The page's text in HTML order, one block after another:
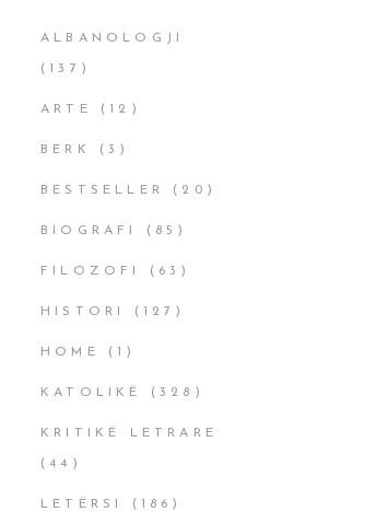
ALBANOLOGJI
(137)
ARTE (12)
BERK (3)
BESTSELLER (20)
BIOGRAFI (85)
FILOZOFI (63)
HISTORI (127)
HOME (1)
KATOLIKË (328)
KRITIKË LETRARE
(44)
LETËRSI (186)